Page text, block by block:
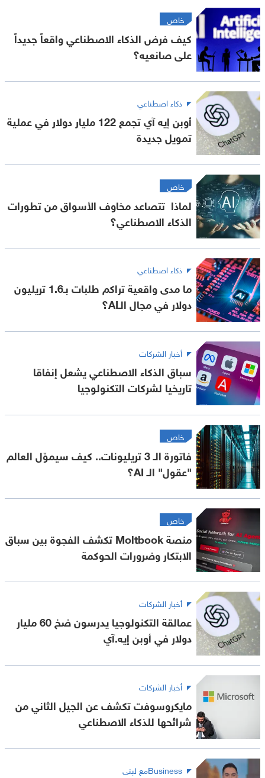
خاص
كيف فرض الذكاء الاصطناعي واقعاً جديداً
على صانعيه؟
ذكاء اصطناعي
أوبن إيه آي تجمع 122 مليار دولار في عملية
تمويل جديدة
خاص
لماذا تتصاعد مخاوف الأسواق من تطورات
الذكاء الاصطناعي؟
ذكاء اصطناعي
ما مدى واقعية تراكم طلبات بـ1.6 تريليون
دولار في مجال الـAI؟
أخبار الشركات
سباق الذكاء الاصطناعي يشعل إنفاقا
تاريخيا لشركات التكنولوجيا
خاص
فاتورة الـ 3 تريليونات.. كيف سيموّل العالم
"عقول" الـ AI؟
خاص
منصة Moltbook تكشف الفجوة بين سباق
الابتكار وضرورات الحوكمة
أخبار الشركات
عمالقة التكنولوجيا يدرسون ضخ 60 مليار
دولار في أوبن إيه.آي
أخبار الشركات
مايكروسوفت تكشف عن الجيل الثاني من
شرائحها للذكاء الاصطناعي
Businessمع لبنى